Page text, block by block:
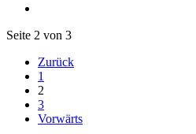
Seite 2 von 3
Zurück
1
2
3
Vorwärts